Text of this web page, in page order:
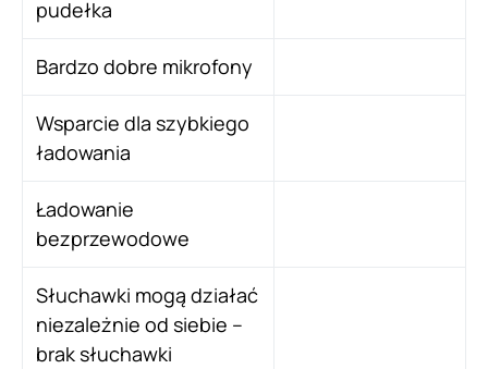
pudełka
Bardzo dobre mikrofony
Wsparcie dla szybkiego
ładowania
Ładowanie
bezprzewodowe
Słuchawki mogą działać
niezależnie od siebie –
brak słuchawki